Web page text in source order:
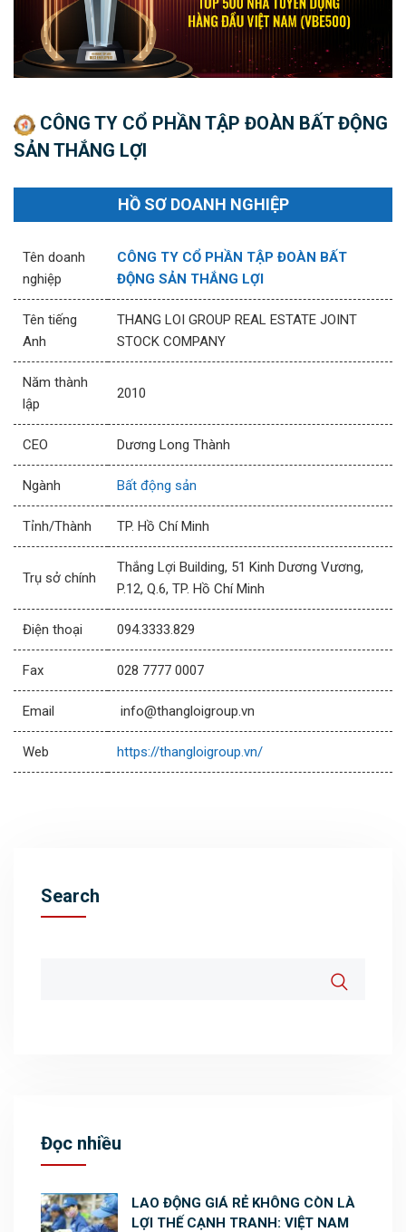
CÔNG TY CỔ PHẦN TẬP ĐOÀN BẤT ĐỘNG
SẢN THẮNG LỢI
HỒ SƠ DOANH NGHIỆP
Tên doanh
nghiệp
CÔNG TY CỔ PHẦN TẬP ĐOÀN BẤT
ĐỘNG SẢN THẮNG LỢI
Tên tiếng
Anh
THANG LOI GROUP REAL ESTATE JOINT
STOCK COMPANY
Năm thành
lập
2010
CEO Dương Long Thành
Ngành Bất động sản
Tỉnh/Thành TP. Hồ Chí Minh
Trụ sở chính
Thắng Lợi Building, 51 Kinh Dương Vương,
P.12, Q.6, TP. Hồ Chí Minh
Điện thoại 094.3333.829
Fax 028 7777 0007
Email info@thangloigroup.vn
Web https://thangloigroup.vn/
Search
Đọc nhiều
LAO ĐỘNG GIÁ RẺ KHÔNG CÒN LÀ
LỢI THẾ CẠNH TRANH: VIỆT NAM